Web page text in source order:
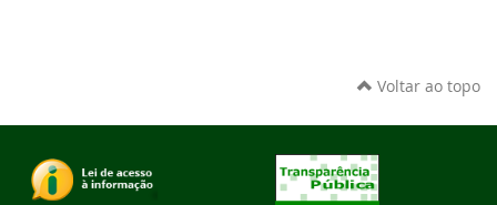
Voltar ao topo